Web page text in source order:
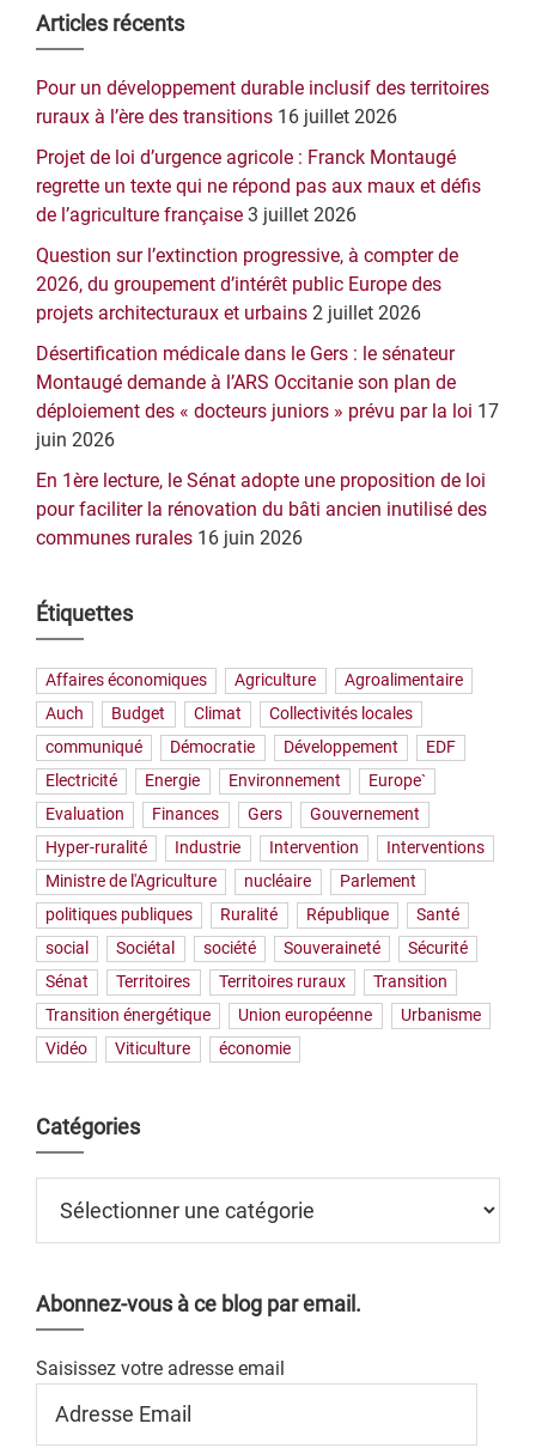
Barre
latérale
principale
Articles récents
Pour un développement durable inclusif des territoires
ruraux à l’ère des transitions 16 juillet 2026
Projet de loi d’urgence agricole : Franck Montaugé
regrette un texte qui ne répond pas aux maux et défis
de l’agriculture française 3 juillet 2026
Question sur l’extinction progressive, à compter de
2026, du groupement d’intérêt public Europe des
projets architecturaux et urbains 2 juillet 2026
Désertification médicale dans le Gers : le sénateur
Montaugé demande à l’ARS Occitanie son plan de
déploiement des « docteurs juniors » prévu par la loi 17
juin 2026
En 1ère lecture, le Sénat adopte une proposition de loi
pour faciliter la rénovation du bâti ancien inutilisé des
communes rurales 16 juin 2026
Étiquettes
Affaires économiques Agriculture
Agroalimentaire
Auch
Budget Climat
Collectivités locales
communiqué
Démocratie Développement
EDF
Electricité
Energie Environnement
Europe`
Evaluation
Finances Gers
Gouvernement
Hyper-ruralité
Industrie Intervention
Interventions
Ministre de l'Agriculture
nucléaire
Parlement
politiques publiques
Ruralité République
Santé
social
Sociétal société Souveraineté
Sécurité
Sénat
Territoires Territoires ruraux
Transition
Transition énergétique
Union européenne
Urbanisme
Vidéo
Viticulture économie
Catégories
Abonnez-vous à ce blog par email.
Saisissez votre adresse email
Email